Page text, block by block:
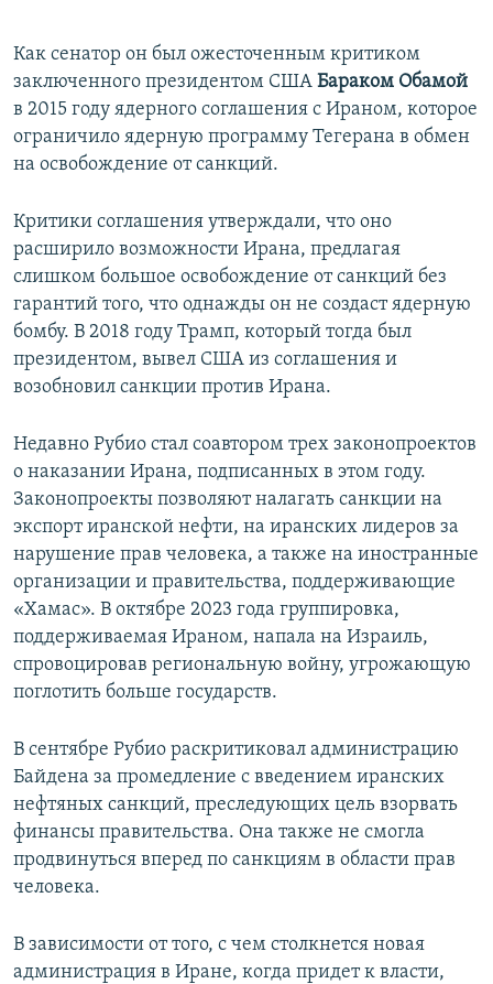
Как сенатор он был ожесточенным критиком
заключенного президентом США Бараком Обамой
в 2015 году ядерного соглашения с Ираном, которое
ограничило ядерную программу Тегерана в обмен
на освобождение от санкций.
Критики соглашения утверждали, что оно
расширило возможности Ирана, предлагая
слишком большое освобождение от санкций без
гарантий того, что однажды он не создаст ядерную
бомбу. В 2018 году Трамп, который тогда был
президентом, вывел США из соглашения и
возобновил санкции против Ирана.
Недавно Рубио стал соавтором трех законопроектов
о наказании Ирана, подписанных в этом году.
Законопроекты позволяют налагать санкции на
экспорт иранской нефти, на иранских лидеров за
нарушение прав человека, а также на иностранные
организации и правительства, поддерживающие
«Хамас». В октябре 2023 года группировка,
поддерживаемая Ираном, напала на Израиль,
спровоцировав региональную войну, угрожающую
поглотить больше государств.
В сентябре Рубио раскритиковал администрацию
Байдена за промедление с введением иранских
нефтяных санкций, преследующих цель взорвать
финансы правительства. Она также не смогла
продвинуться вперед по санкциям в области прав
человека.
В зависимости от того, с чем столкнется новая
администрация в Иране, когда придет к власти,